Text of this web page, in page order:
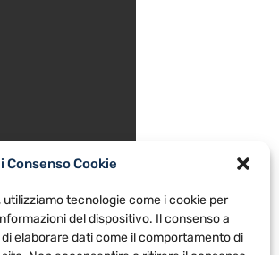
Consenso Cookie
tecnologie come i cookie per
del dispositivo. Il consenso a
elaborare dati come il comportamento di